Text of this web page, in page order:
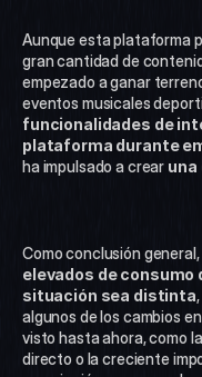
Aunque esta plataforma
gran cantidad de
empezado a ganar
funcionalidades de
plataforma durante
ha impulsado a crear
Como conclusión
elevados de consumo
situación sea distinta
algunos de los cambios
visto hasta ahora, como
directo o la creciente